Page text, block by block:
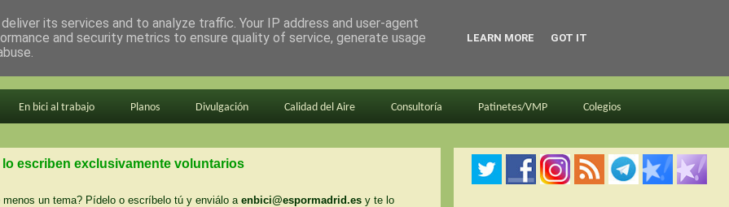
En bici al trabajo Planos Divulgación Calidad del Aire Consultoría Patinetes/VMP Colegios
lo escriben exclusivamente voluntarios
menos un tema? Pídelo o escríbelo tú y enviálo a enbici@espormadrid.es y te lo
its services and to analyze traffic. Your IP address and user-agent
and security metrics to ensure quality of service, generate usage
LEARN MORE GOT IT